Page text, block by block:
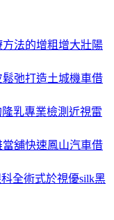
法的增粗增大壯陽
弛打造土城機車借
乳專業檢測近視雷
舖快速鳳山汽車借
全術式於視優silk黑